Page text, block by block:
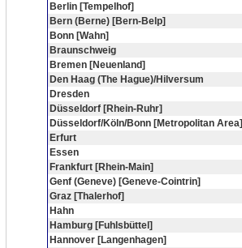
Berlin [Tempelhof]
Bern (Berne) [Bern-Belp]
Bonn [Wahn]
Braunschweig
Bremen [Neuenland]
Den Haag (The Hague)/Hilversum
Dresden
Düsseldorf [Rhein-Ruhr]
Düsseldorf/Köln/Bonn [Metropolitan Area]
Erfurt
Essen
Frankfurt [Rhein-Main]
Genf (Geneve) [Geneve-Cointrin]
Graz [Thalerhof]
Hahn
Hamburg [Fuhlsbüttel]
Hannover [Langenhagen]